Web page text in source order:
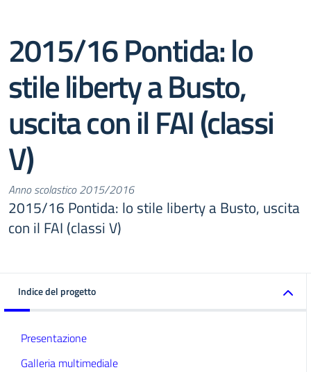
2015/16 Pontida: lo
stile liberty a Busto,
uscita con il FAI (classi
V)
Anno scolastico 2015/2016
2015/16 Pontida: lo stile liberty a Busto, uscita
con il FAI (classi V)
Indice del progetto
Presentazione
Galleria multimediale